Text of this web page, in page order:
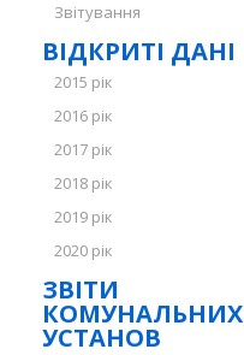
Звітування
ВІДКРИТІ ДАНІ
2015 рік
2016 рік
2017 рік
2018 рік
2019 рік
2020 рік
ЗВІТИ
КОМУНАЛЬНИХ
УСТАНОВ